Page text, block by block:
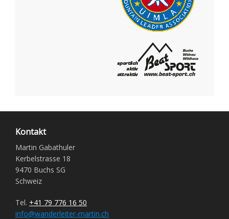
Kontakt
Martin Gabathuler
Kerbelstrasse 18
9470 Buchs SG
Schweiz
Tel. +41 79 776 16 50
info@wanderleiter-martin.ch